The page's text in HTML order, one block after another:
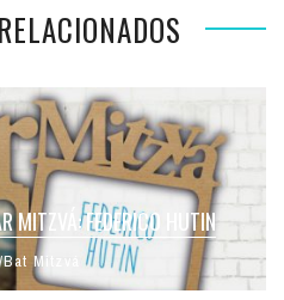
MITZVÁ: FEDERICO HUTIN
Mitzvá